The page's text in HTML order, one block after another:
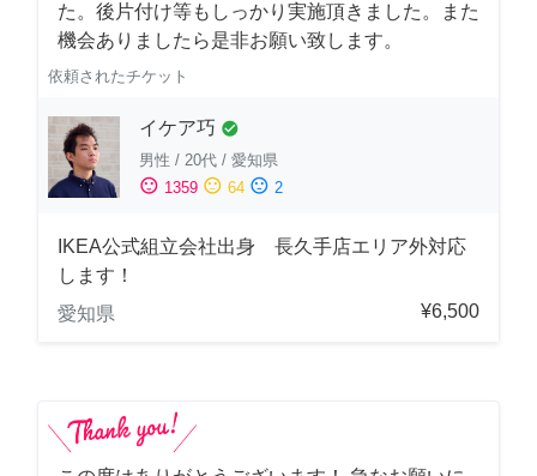
た。後片付け等もしっかり実施頂きました。また
機会ありましたら是非お願い致します。
依頼されたチケット
イケア巧 check_circle
男性 / 20代 / 愛知県
sentiment_satisfied 1359 sentiment_neutral 64 sentiment_dissatisfied 2
IKEA公式組立会社出身 長久手店エリア外対応
します！
愛知県
¥6,500